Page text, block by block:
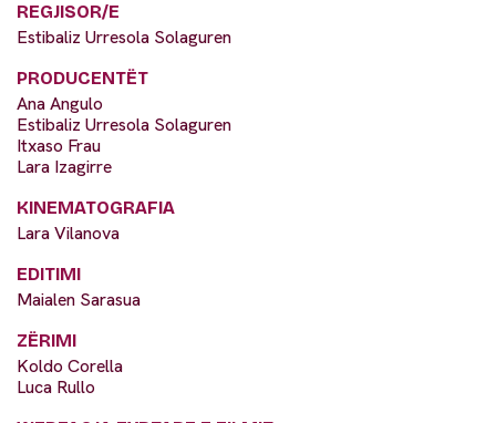
REGJISOR/E
Estibaliz Urresola Solaguren
PRODUCENTËT
Ana Angulo
Estibaliz Urresola Solaguren
Itxaso Frau
Lara Izagirre
KINEMATOGRAFIA
Lara Vilanova
EDITIMI
Maialen Sarasua
ZËRIMI
Koldo Corella
Luca Rullo